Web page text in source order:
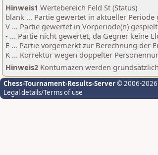
Hinweis1 Wertebereich Feld St (Status)
blank ... Partie gewertet in aktueller Periode
V ... Partie gewertet in Vorperiode(n) gespielt
- ... Partie nicht gewertet, da Gegner keine
E ... Partie vorgemerkt zur Berechnung der
K ... Korrektur wegen doppelter
Hinweis2 Kontumazen werden
Chess-Tournament-Results-Server© 2006-
Legal details/Terms of use